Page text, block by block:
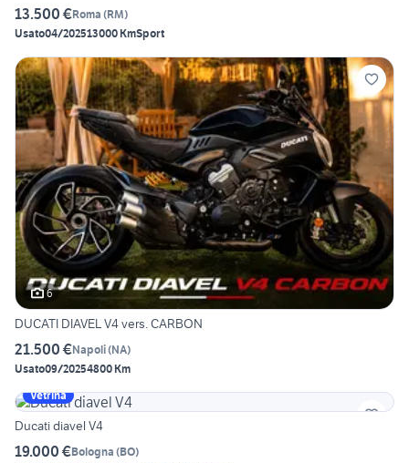
13.500 €Roma (RM)
Usato04/202513000 KmSport
6
DUCATI DIAVEL V4 vers. CARBON
21.500 €Napoli(NA)
Usato09/20254800 Km
Vetrina
Ducati diavel V4
19.000 €Bologna (BO)